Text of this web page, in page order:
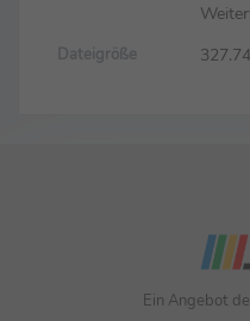
Dateigröße
Ein Angebot